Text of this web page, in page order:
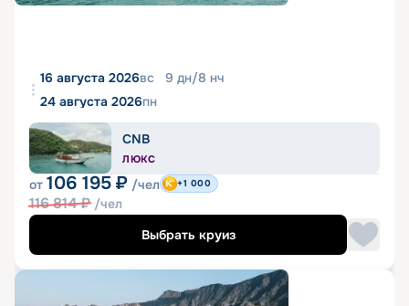
16 августа 2026вс 9 дн/8 нч
24 августа 2026пн
CNB
ЛЮКС
от 106 195 ₽ /чел
116 814₽ /чел
+1 000
Выбрать круиз